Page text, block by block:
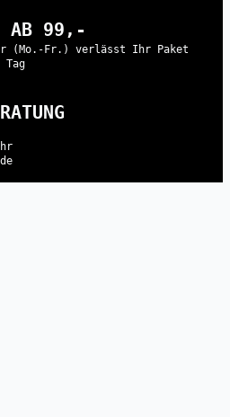
AB 99,-
(Mo.-Fr.) verlässt Ihr Paket
Tag